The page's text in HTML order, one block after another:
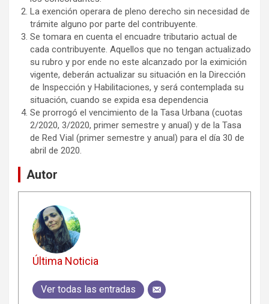
La exención operara de pleno derecho sin necesidad de
trámite alguno por parte del contribuyente.
Se tomara en cuenta el encuadre tributario actual de
cada contribuyente. Aquellos que no tengan actualizado
su rubro y por ende no este alcanzado por la eximición
vigente, deberán actualizar su situación en la Dirección
de Inspección y Habilitaciones, y será contemplada su
situación, cuando se expida esa dependencia
Se prorrogó el vencimiento de la Tasa Urbana (cuotas
2/2020, 3/2020, primer semestre y anual) y de la Tasa
de Red Vial (primer semestre y anual) para el día 30 de
abril de 2020.
Autor
Última Noticia
Ver todas las entradas